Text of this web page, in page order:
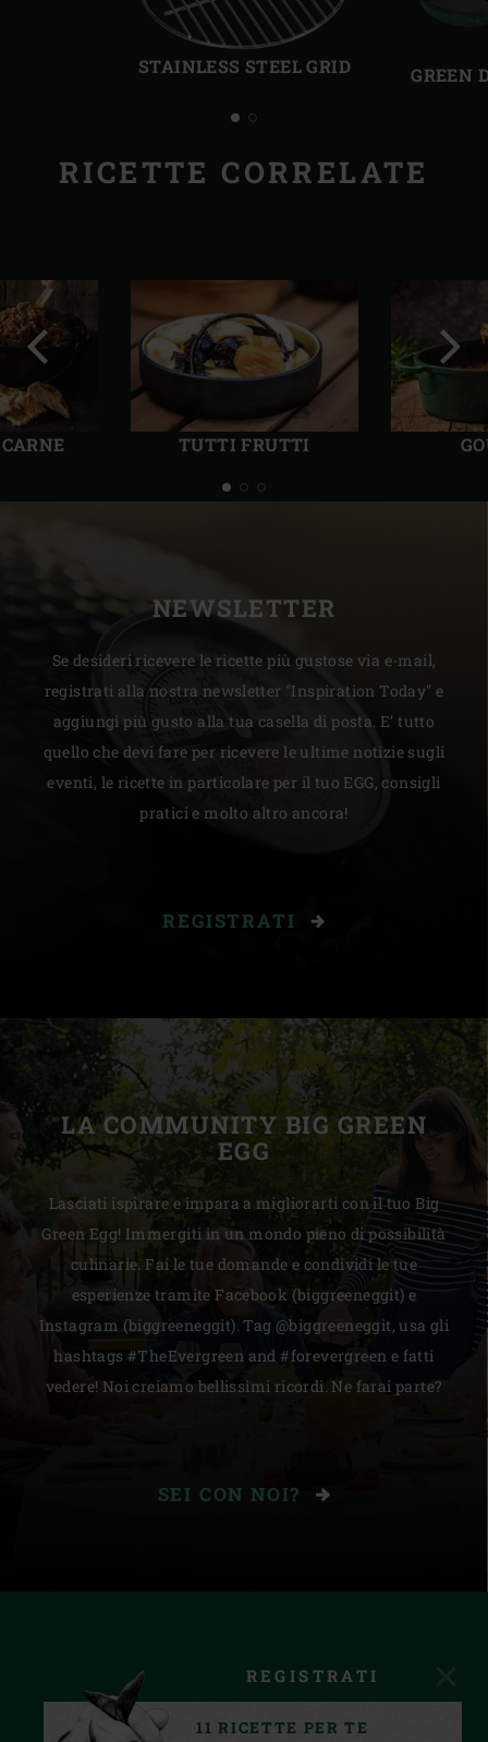
STAINLESS STEEL GRID GREEN
RICETTE CORRELATE
TUTTI FRUTTI
Precedente
NEWSLETTER
Se desideri ricevere le ricette più gustose via e-mail,
registrati alla nostra newsletter "Inspiration Today" e
aggiungi più gusto alla tua casella di posta. E’ tutto
quello che devi fare per ricevere le ultime notizie sugli
eventi, le ricette in particolare per il tuo EGG, consigli
pratici e molto altro ancora!
REGISTRATI
LA COMMUNITY BIG GREEN
EGG
Lasciati ispirare e impara a migliorarti con il tuo Big
Green Egg! Immergiti in un mondo pieno di possibilità
culinarie. Fai le tue domande e condividi le tue
esperienze tramite Facebook (biggreeneggit) e
Instagram (biggreeneggit). Tag @biggreeneggit, usa gli
hashtags #TheEvergreen and #forevergreen e fatti
vedere! Noi creiamo bellissimi ricordi. Ne farai parte?
SEI CON NOI?
REGISTRATI
11 RICETTE PER TE